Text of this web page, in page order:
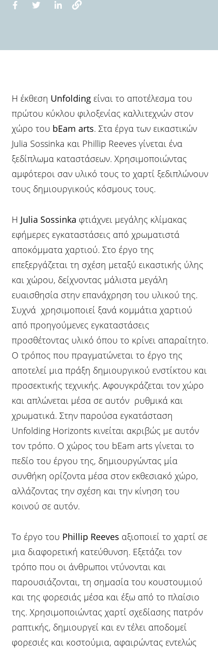
Η έκθεση Unfolding είναι το αποτέλεσμα του
πρώτου κύκλου φιλοξενίας καλλιτεχνών στον
χώρο του bEam arts. Στα έργα των εικαστικών
Julia Sossinka και Phillip Reeves γίνεται ένα
ξεδίπλωμα καταστάσεων. Χρησιμοποιώντας
αμφότεροι σαν υλικό τους το χαρτί ξεδιπλώνουν
τους δημιουργικούς κόσμους τους.
Η Julia Sossinka φτιάχνει μεγάλης κλίμακας
εφήμερες εγκαταστάσεις από χρωματιστά
αποκόμματα χαρτιού. Στο έργο της
επεξεργάζεται τη σχέση μεταξύ εικαστικής ύλης
και χώρου, δείχνοντας μάλιστα μεγάλη
ευαισθησία στην επανάχρηση του υλικού της.
Συχνά χρησιμοποιεί ξανά κομμάτια χαρτιού
από προηγούμενες εγκαταστάσεις
προσθέτοντας υλικό όπου το κρίνει απαραίτητο.
Ο τρόπος που πραγματώνεται το έργο της
αποτελεί μια πράξη δημιουργικού ενστίκτου και
προσεκτικής τεχνικής. Αφουγκράζεται τον χώρο
και απλώνεται μέσα σε αυτόν ρυθμικά και
χρωματικά. Στην παρούσα εγκατάσταση
Unfolding Horizonts κινείται ακριβώς με αυτόν
τον τρόπο. Ο χώρος του bEam arts γίνεται το
πεδίο του έργου της, δημιουργώντας μία
συνθήκη ορίζοντα μέσα στον εκθεσιακό χώρο,
αλλάζοντας την σχέση και την κίνηση του
κοινού σε αυτόν.
Το έργο του Phillip Reeves αξιοποιεί το χαρτί σε
μια διαφορετική κατεύθυνση. Εξετάζει τον
τρόπο που οι άνθρωποι ντύνονται και
παρουσιάζονται, τη σημασία του κουστουμιού
και της φορεσιάς μέσα και έξω από το πλαίσιο
της. Χρησιμοποιώντας χαρτί σχεδίασης πατρόν
ραπτικής, δημιουργεί και εν τέλει αποδομεί
φορεσιές και κοστούμια, αφαιρώντας εντελώς